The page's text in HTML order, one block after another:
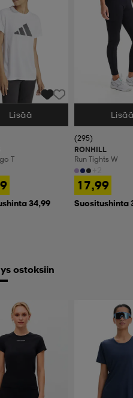
Koko
Lisää
T
34,99
Valitse Koko
(295)
RONHILL
Run Tights W
17,99
Suositushinta
ostoksiin